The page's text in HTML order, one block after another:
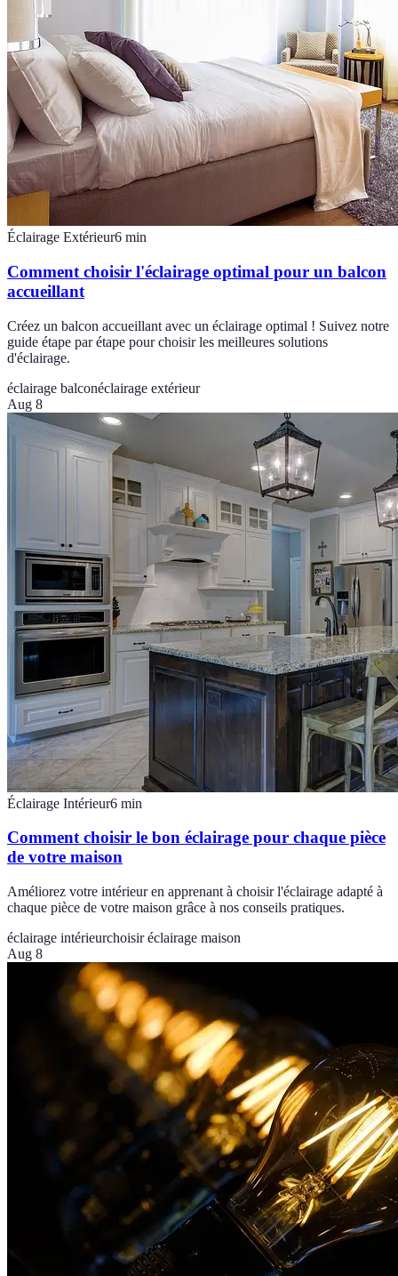
Éclairage Extérieur6 min
Comment choisir l'éclairage optimal pour un balcon
accueillant
Créez un balcon accueillant avec un éclairage optimal ! Suivez notre
guide étape par étape pour choisir les meilleures solutions
d'éclairage.
éclairage balconéclairage extérieur
Aug 8
Éclairage Intérieur6 min
Comment choisir le bon éclairage pour chaque pièce
de votre maison
Améliorez votre intérieur en apprenant à choisir l'éclairage adapté à
chaque pièce de votre maison grâce à nos conseils pratiques.
éclairage intérieurchoisir éclairage maison
Aug 8